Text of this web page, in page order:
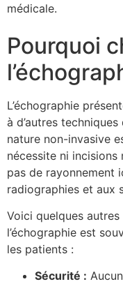
médicale.
Pourquoi
L’échographie
à d’autres
nature non-invasive
nécessite ni incisions
pas de rayonnement
radiographies et aux
Voici quelques
l’échographie est
les patients :
Sécurité :